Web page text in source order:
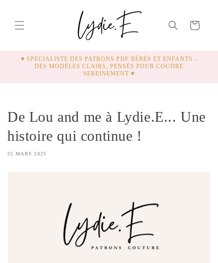
AU
CONTENU
Panier
♥ SPECIALISTE DES PATRONS PDF BÉBÉS ET ENFANTS -
DES MODÈLES CLAIRS, PENSÉS POUR COUDRE
SEREINEMENT ♥
De Lou and me à Lydie.E... Une
histoire qui continue !
25 MARS 2025